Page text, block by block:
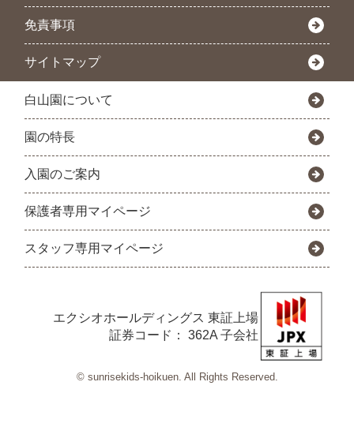
免責事項
サイトマップ
白山園について
園の特長
入園のご案内
保護者専用マイページ
スタッフ専用マイページ
エクシオホールディングス 東証上場
証券コード： 362A 子会社
© sunrisekids-hoikuen. All Rights Reserved.